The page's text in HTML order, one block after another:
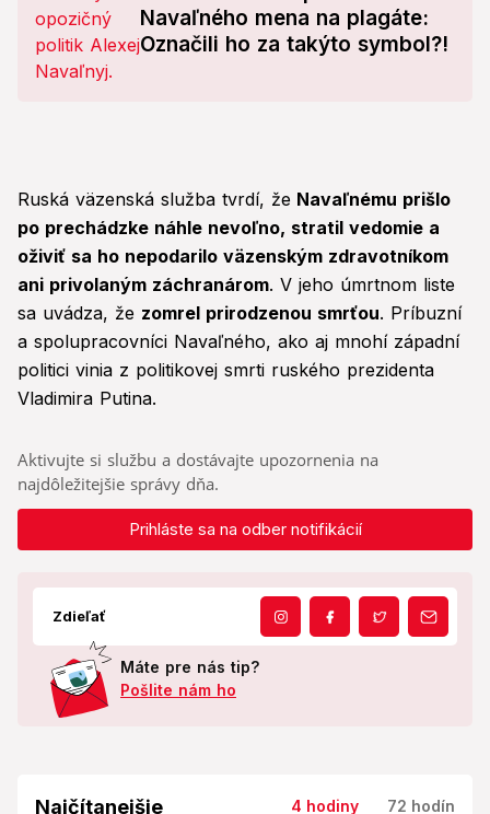
Navaľného mena na plagáte:
Označili ho za takýto symbol?!
Ruská väzenská služba tvrdí, že Navaľnému prišlo
po prechádzke náhle nevoľno, stratil vedomie a
oživiť sa ho nepodarilo väzenským zdravotníkom
ani privolaným záchranárom. V jeho úmrtnom liste
sa uvádza, že zomrel prirodzenou smrťou. Príbuzní
a spolupracovníci Navaľného, ako aj mnohí západní
politici vinia z politikovej smrti ruského prezidenta
Vladimira Putina.
Aktivujte si službu a dostávajte upozornenia na
najdôležitejšie správy dňa.
Prihláste sa na odber notifikácií
Zdieľať
Máte pre nás tip?
Pošlite nám ho
Najčítanejšie 4 hodiny 72 hodín